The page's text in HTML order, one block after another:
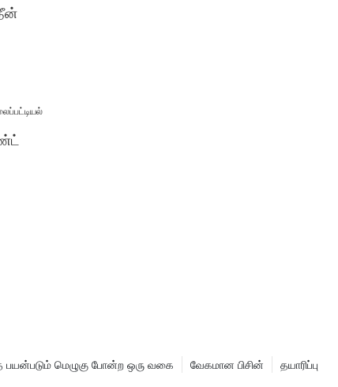
தயாரிப்பு
வேகமான பிசின்
பயன்படும் மெழுகு போன்ற ஒரு வகை